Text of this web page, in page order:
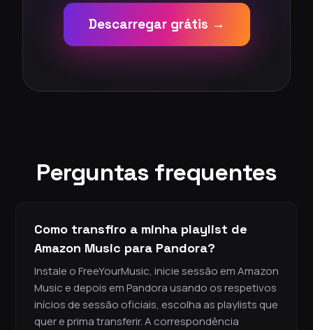
Descarregar grátis →
Perguntas frequentes
Como transfiro a minha playlist de
Amazon Music para Pandora?
Instale o FreeYourMusic, inicie sessão em Amazon
Music e depois em Pandora usando os respetivos
inícios de sessão oficiais, escolha as playlists que
quer e prima transferir. A correspondência